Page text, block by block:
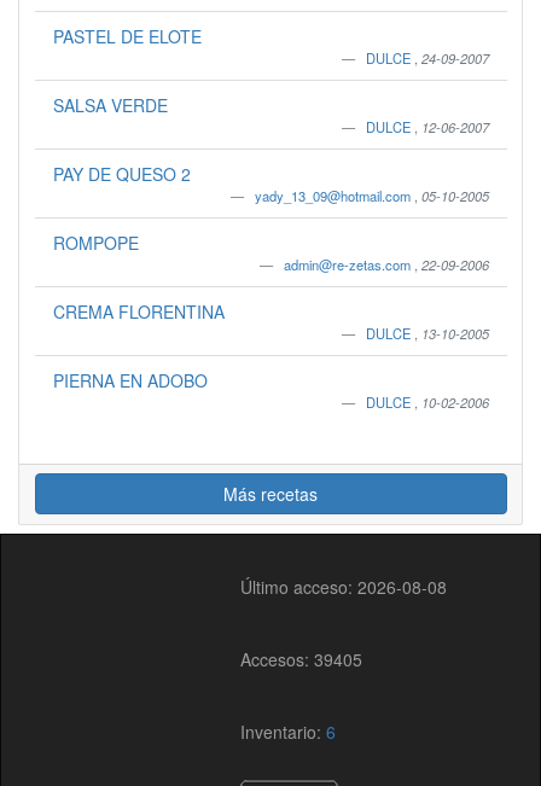
PASTEL DE ELOTE
DULCE 24-09-2007
SALSA VERDE
DULCE 12-06-2007
PAY DE QUESO 2
yady_13_09@hotmail.com 05-10-2005
ROMPOPE
admin@re-zetas.com 22-09-2006
CREMA FLORENTINA
DULCE 13-10-2005
PIERNA EN ADOBO
DULCE 10-02-2006
Más recetas
Último acceso: 2026-08-08
Accesos: 39405
Inventario:6